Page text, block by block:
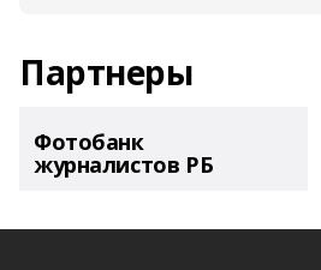
Партнеры
Фотобанк
журналистов РБ